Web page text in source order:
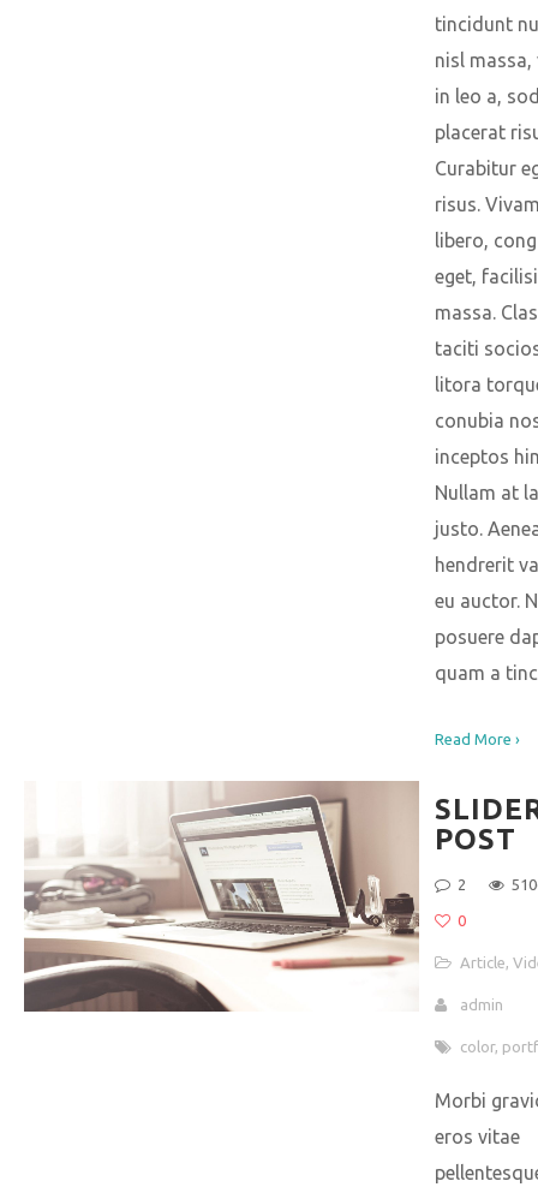
tincidunt
nisl
in leo a,
placerat
Curabitur
risus.
libero,
eget,
massa.
taciti
litora
conubia
inceptos
Nullam at
justo.
hendrerit
eu auctor.
posuere
quam a
Read More ›
POST
2
0
Article
admin
color,
Morbi
eros vitae